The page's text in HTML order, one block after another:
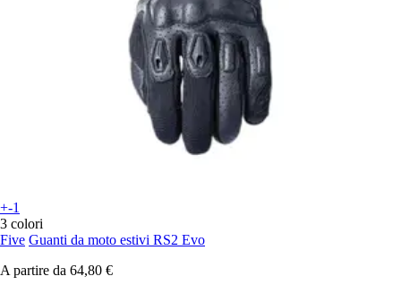
+-1
3 colori
Five Guanti da moto estivi RS2 Evo
A partire da 64,80 €